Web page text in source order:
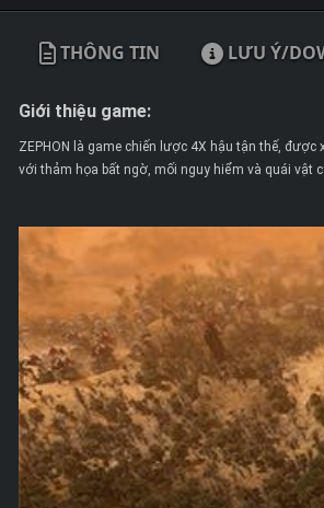
THÔNG TIN LƯU Ý/
Giới thiệu game:
ZEPHON là game chiến lược 4X hậu tận thế,
với thảm họa bất ngờ, mối nguy hiểm và quái vật